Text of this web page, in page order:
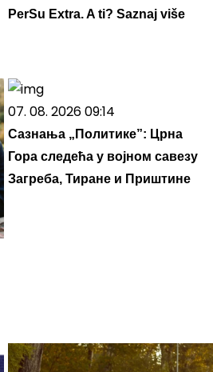
PerSu Extra. A ti? Saznaj više
07. 08. 2026 09:14
Сазнања „Политике”: Црна
Гора следећа у војном савезу
Загреба, Тиране и Приштине